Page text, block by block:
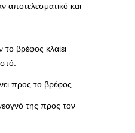
αποτελεσματικό και
το βρέφος κλαίει
προς το βρέφος.
της προς τον